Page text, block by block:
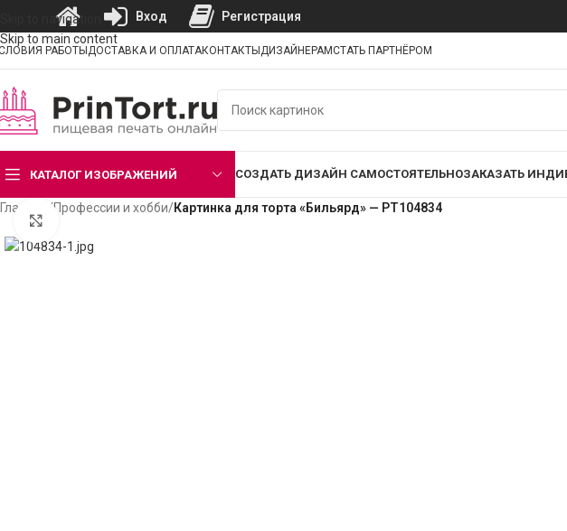
Skip to navigation
Skip to main content
РАБОТЫ ДОСТАВКА И ОПЛАТАКОНТАКТЫ ДИЗАЙНЕРАМСТАТЬ ПАРТНЁРОМ
КАТАЛОГ ИЗОБРАЖЕНИЙ СОЗДАТЬ ДИЗАЙН САМОСТОЯТЕЛЬНОЗАКАЗАТЬ
Главная /Профессии и хобби/Картинка для торта «Бильярд» — PT104834
Вход Регистрация